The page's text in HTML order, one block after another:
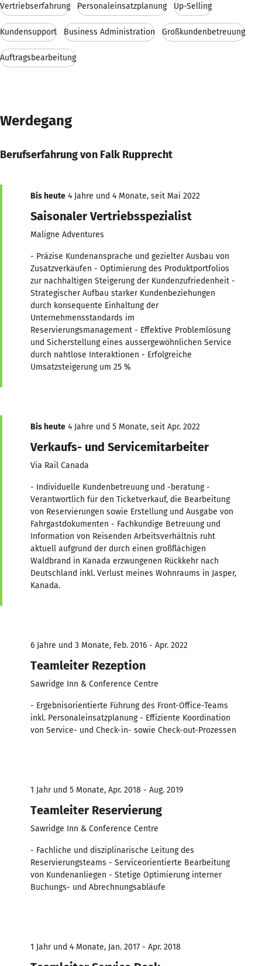
Vertriebserfahrung Personaleinsatzplanung Up-Selling
Kundensupport Business Administration Großkundenbetreuung
Auftragsbearbeitung
Werdegang
Berufserfahrung von Falk Rupprecht
Bis heute 4 Jahre und 4 Monate, seit Mai 2022
Saisonaler Vertriebsspezialist
Maligne Adventures
- Präzise Kundenansprache und gezielter Ausbau von
Zusatzverkäufen - Optimierung des Produktportfolios
zur nachhaltigen Steigerung der Kundenzufriedenheit -
Strategischer Aufbau starker Kundenbeziehungen
durch konsequente Einhaltung der
Unternehmensstandards im
Reservierungsmanagement - Effektive Problemlösung
und Sicherstellung eines aussergewöhnlichen Service
durch nahtlose Interaktionen - Erfolgreiche
Umsatzsteigerung um 25 %
Bis heute 4 Jahre und 5 Monate, seit Apr. 2022
Verkaufs- und Servicemitarbeiter
Via Rail Canada
- Individuelle Kundenbetreuung und -beratung -
Verantwortlich für den Ticketverkauf, die Bearbeitung
von Reservierungen sowie Erstellung und Ausgabe von
Fahrgastdokumenten - Fachkundige Betreuung und
Information von Reisenden Arbeitsverhältnis ruht
aktuell aufgrund der durch einen großflächigen
Waldbrand in Kanada erzwungenen Rückkehr nach
Deutschland inkl. Verlust meines Wohnraums in Jasper,
Kanada.
6 Jahre und 3 Monate, Feb. 2016 - Apr. 2022
Teamleiter Rezeption
Sawridge Inn & Conference Centre
- Ergebnisorientierte Führung des Front-Office-Teams
inkl. Personaleinsatzplanung - Effiziente Koordination
von Service- und Check-in- sowie Check-out-Prozessen
1 Jahr und 5 Monate, Apr. 2018 - Aug. 2019
Teamleiter Reservierung
Sawridge Inn & Conference Centre
- Fachliche und disziplinarische Leitung des
Reservierungsteams - Serviceorientierte Bearbeitung
von Kundenanliegen - Stetige Optimierung interner
Buchungs- und Abrechnungsabläufe
1 Jahr und 4 Monate, Jan. 2017 - Apr. 2018